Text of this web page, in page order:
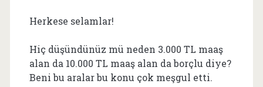
Herkese selamlar!
Hiç düşündünüz mü neden 3.000 TL maaş
alan da 10.000 TL maaş alan da borçlu diye?
Beni bu aralar bu konu çok meşgul etti.